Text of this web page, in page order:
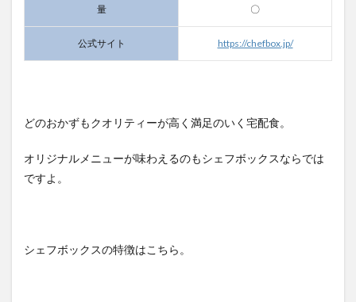
量 〇
公式サイト https://chefbox.jp/
どのおかずもクオリティーが高く満足のいく宅配食。
オリジナルメニューが味わえるのもシェフボックスならでは
ですよ。
シェフボックスの特徴はこちら。